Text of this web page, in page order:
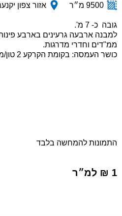
9500 מ״ר אזור צפון
גובה כ- 7 מ'.
למבנה ארבעה גרעינים בארבע
ממ"דים וחדרי מדרגות.
כושר העמסה: בקומת הקרקע 2 טון/מ"ר.
התמונות להמחשה בלבד
1 ₪ למ״ר